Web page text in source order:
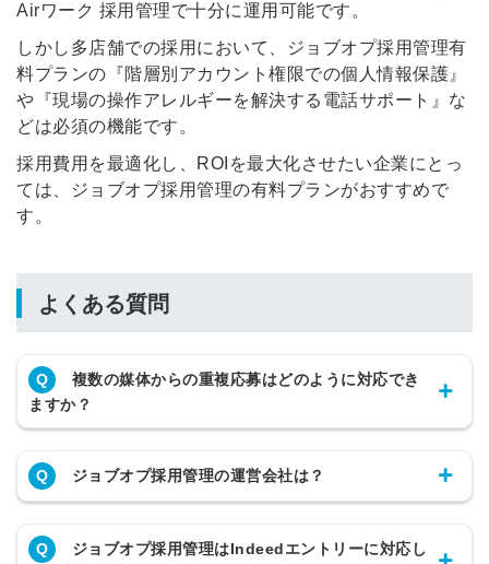
Airワーク 採用管理で十分に運用可能です。
しかし多店舗での採用において、ジョブオプ採用管理有
料プランの『階層別アカウント権限での個人情報保護』
や『現場の操作アレルギーを解決する電話サポート』な
どは必須の機能です。
採用費用を最適化し、ROIを最大化させたい企業にとっ
ては、ジョブオプ採用管理の有料プランがおすすめで
す。
よくある質問
Q
複数の媒体からの重複応募はどのように対応でき
ますか？
Q ジョブオプ採用管理の運営会社は？
Q
ジョブオプ採用管理はIndeedエントリーに対応し